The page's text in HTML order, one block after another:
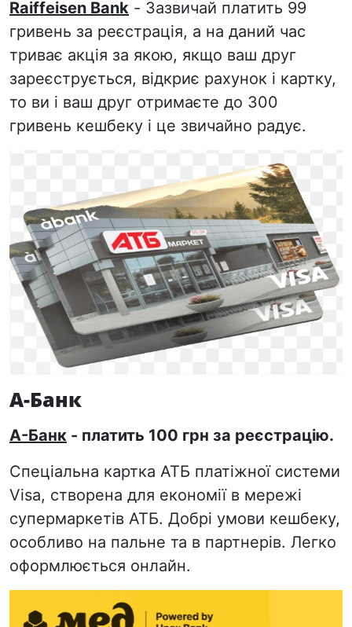
Raiffeisen Bank - Зазвичай платить 99
гривень за реєстрація, а на даний час
триває акція за якою, якщо ваш друг
зареєструється, відкриє рахунок і картку,
то ви і ваш друг отримаєте до 300
гривень кешбеку і це звичайно радує.
А-Банк
А-Банк - платить 100 грн за реєстрацію.
Спеціальна картка АТБ платіжної системи
Visa, створена для економії в мережі
супермаркетів АТБ. Добрі умови кешбеку,
особливо на пальне та в партнерів. Легко
оформлюється онлайн.